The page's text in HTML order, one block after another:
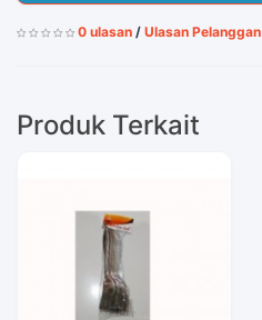
0 ulasan / Ulasan Pelanggan
Produk Terkait